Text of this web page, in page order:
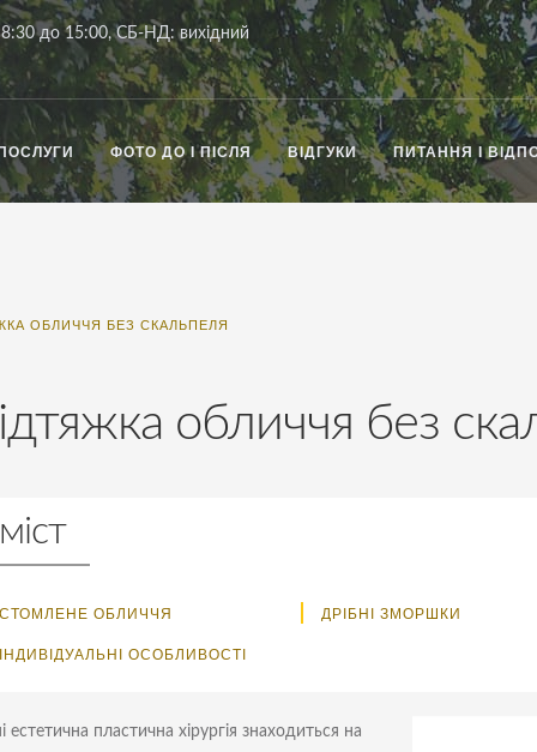
до 15:00, СБ-НД: вихідний
ФОТО ДО І ПІСЛЯ ВІДГУКИ ПИТАННЯ І
ОБЛИЧЧЯ БЕЗ СКАЛЬПЕЛЯ
обличчя без
ОБЛИЧЧЯ
ДРІБНІ ЗМОРШКИ
ОСОБЛИВОСТІ
естетична пластична хірургія знаходиться на